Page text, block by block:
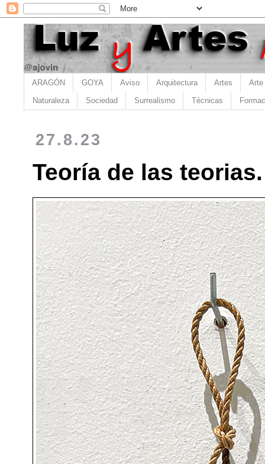
ARAGÓN GOYA Aviso Arquitectura Artes Arte
Naturaleza Sociedad Surrealismo Técnicas
27.8.23
Teoría de las